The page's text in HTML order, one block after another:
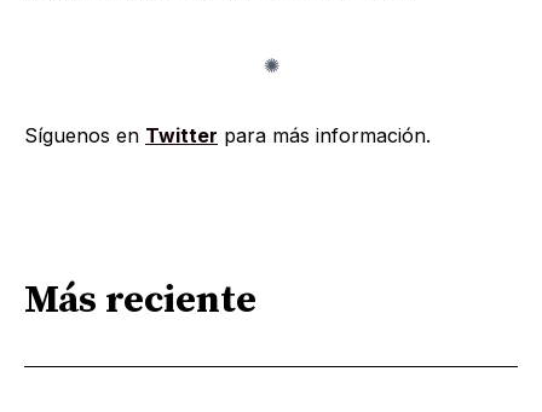
Síguenos en Twitter para más información.
Más reciente